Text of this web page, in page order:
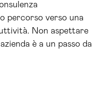
percorso verso una
Non aspettare
è a un passo da